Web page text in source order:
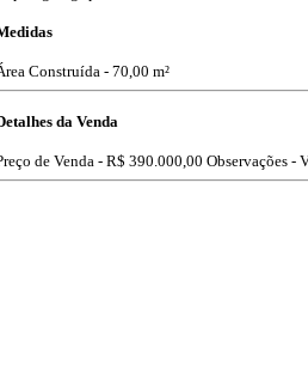
Construída - 70,00 m²
da Venda
de Venda -R$ 390.000,00 Observações -